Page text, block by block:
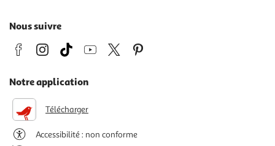
Nous suivre
Notre application
Télécharger
Accessibilité : non conforme